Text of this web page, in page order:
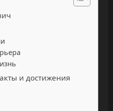
и достижения